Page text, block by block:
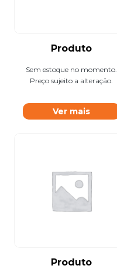
Produto
Sem estoque no momento.
Preço sujeito a alteração.
Ver mais
Produto